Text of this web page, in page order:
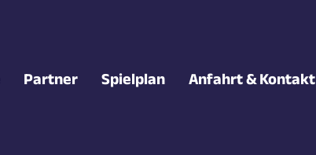
Partner Spielplan Anfahrt & Kontakt